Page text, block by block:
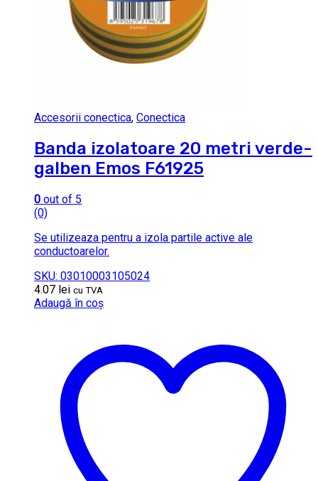
Accesorii conectica, Conectica
Banda izolatoare 20 metri verde-
galben Emos F61925
0 out of 5
(0)
Se utilizeaza pentru a izola partile active ale
conductoarelor.
SKU: 03010003105024
4.07 lei cu TVA
Adaugă în coș